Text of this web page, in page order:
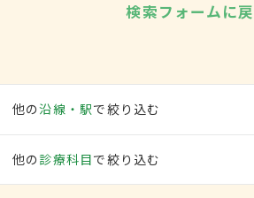
検索フォームに
他の沿線・駅で絞り込む
他の 診療科目で絞り込む